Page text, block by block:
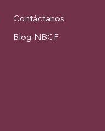
Contáctanos
Blog NBCF